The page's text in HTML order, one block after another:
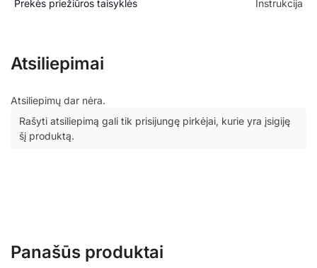
Prekės priežiūros taisyklės Instrukcija
Atsiliepimai
Atsiliepimų dar nėra.
Rašyti atsiliepimą gali tik prisijungę pirkėjai, kurie yra įsigiję
šį produktą.
Panašūs produktai